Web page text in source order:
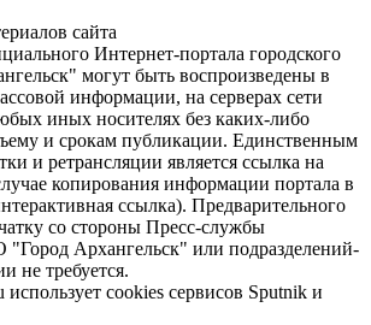
сайта
Интернет-портала городского
могут быть воспроизведены в
информации, на серверах сети
иных носителях без каких-либо
и срокам публикации. Единственным
и ретрансляции является ссылка на
копирования информации портала в
ссылка). Предварительного
со стороны Пресс-службы
Архангельск" или подразделений-
не требуется.
cookies сервисов Sputnik и